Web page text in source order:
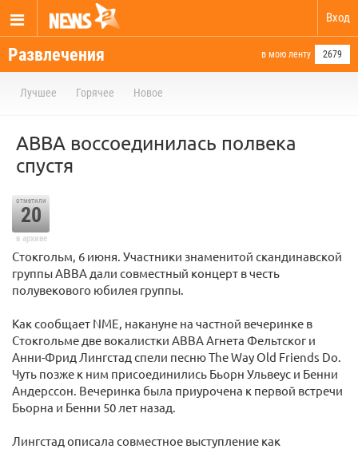
Вход
Развлечения в мою ленту 2679
Лучшее Горячее Новое
АВВА воссоединилась полвека
спустя
отметили
20
в архиве
Стокгольм, 6 июня. Участники знаменитой скандинавской
группы ABBA дали совместный концерт в честь
полувекового юбилея группы.
Как сообщает NME, накануне на частной вечеринке в
Стокгольме две вокалистки ABBA Агнета Фельтског и
Анни-Фрид Лингстад спели песню The Way Old Friends Do.
Чуть позже к ним присоединились Бьорн Ульвеус и Бенни
Андерссон. Вечеринка была приурочена к первой встречи
Бьорна и Бенни 50 лет назад.
Лингстад описала совместное выступление как